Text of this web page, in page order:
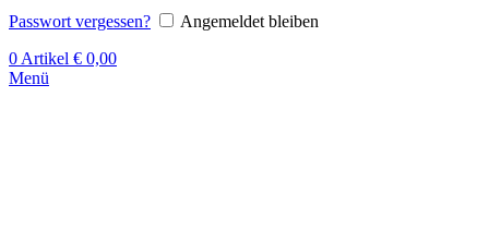
Passwort vergessen?
Angemeldet bleiben
0 Artikel € 0,00
Menü